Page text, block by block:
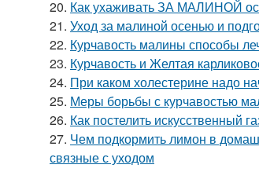
20. Как ухаживать ЗА МАЛИНОЙ
21. Уход за малиной осенью и
22. Курчавость малины способы
23. Курчавость и Желтая
24. При каком холестерине надо
25. Меры борьбы с курчавостью
26. Как постелить искусственный
27. Чем подкормить лимон в
связные с уходом